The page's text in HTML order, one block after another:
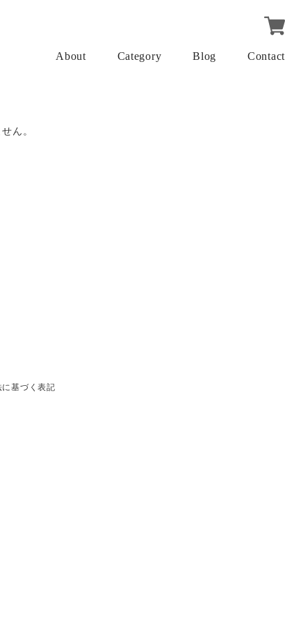
About Category Blog Contact
ん。
基づく表記